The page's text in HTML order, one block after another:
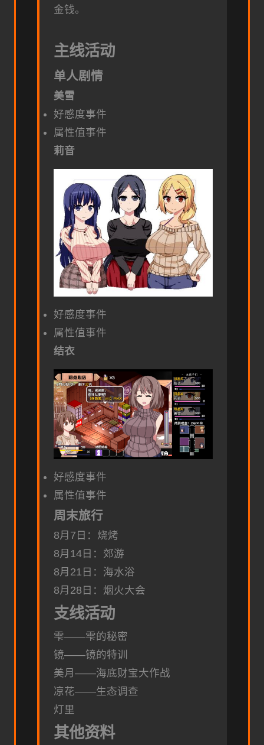
金钱。
主线活动
单人剧情
美雪
好感度事件
属性值事件
莉音
好感度事件
属性值事件
结衣
好感度事件
属性值事件
周末旅行
8月7日：烧烤
8月14日：郊游
8月21日：海水浴
8月28日：烟火大会
支线活动
雫——雫的秘密
镜——镜的特训
美月——海底财宝大作战
凉花——生态调查
灯里
其他资料